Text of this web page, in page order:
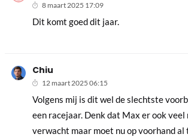
8 maart 2025 17:09
Dit komt goed dit jaar.
Chiu
12 maart 2025 06:15
Volgens mij is dit wel de slechtste
een racejaar. Denk dat Max er ook veel
verwacht maar moet nu op voorhand al